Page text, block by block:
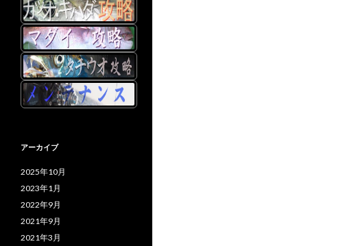
アーカイブ
2025年10月
2023年1月
2022年9月
2021年9月
2021年3月